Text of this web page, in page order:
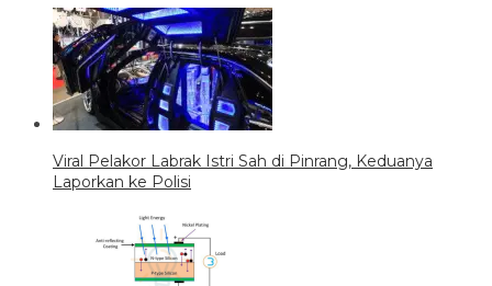
Viral Pelakor Labrak Istri Sah di Pinrang, Keduanya
Laporkan ke Polisi